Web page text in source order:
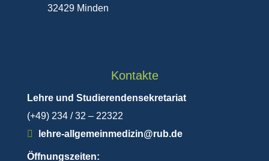
32429 Minden
Kontakte
Lehre und Studierendensekretariat
(+49) 234 / 32 – 22322
lehre-allgemeinmedizin@rub.de
Öffnungszeiten: